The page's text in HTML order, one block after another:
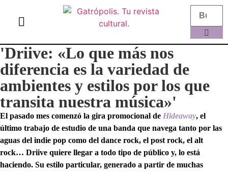
'Driive: «Lo que más nos
diferencia es la variedad de
ambientes y estilos por los que
transita nuestra música»'
El pasado mes comenzó la gira promocional de Hideaway, el
último trabajo de estudio de una banda que navega tanto por las
aguas del indie pop como del dance rock, el post rock, el alt
rock… Driive quiere llegar a todo tipo de público y, lo está
haciendo. Su estilo particular, generado a partir de muchas